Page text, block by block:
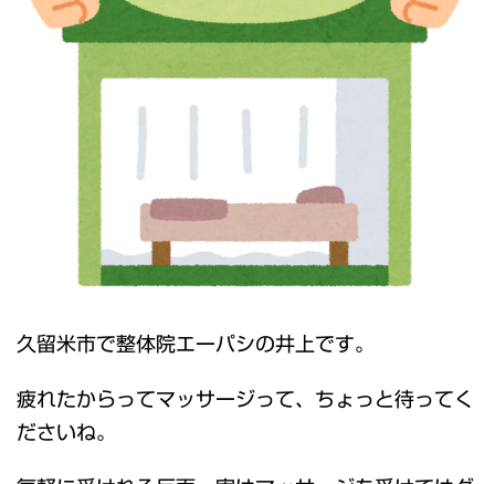
久留米市で整体院エーパシの井上です。
疲れたからってマッサージって、ちょっと待ってく
ださいね。